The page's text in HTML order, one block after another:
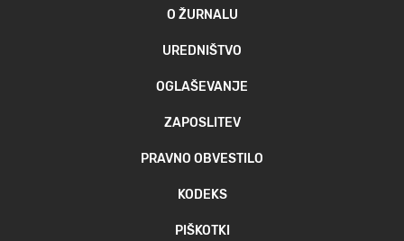
O ŽURNALU
UREDNIŠTVO
OGLAŠEVANJE
ZAPOSLITEV
PRAVNO OBVESTILO
KODEKS
PIŠKOTKI